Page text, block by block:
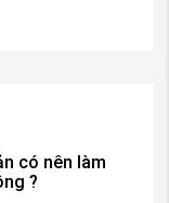
có nên làm
?